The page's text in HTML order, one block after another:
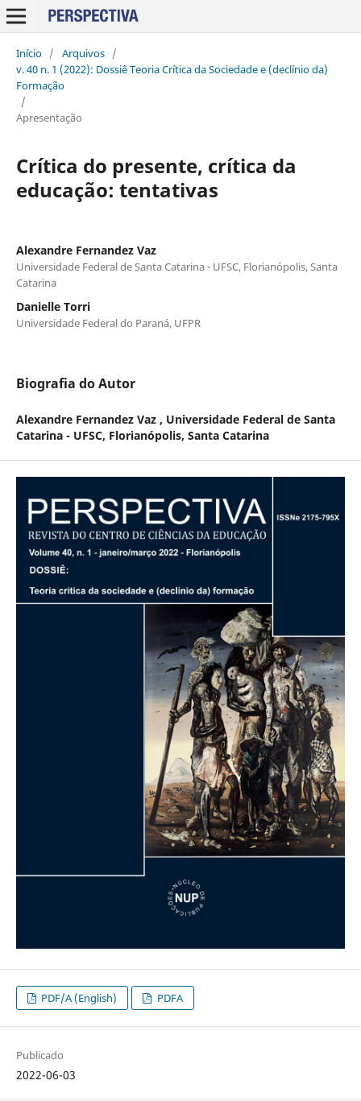
Início / Arquivos /
v. 40 n. 1 (2022): Dossiê Teoria Crítica da Sociedade e (declínio da)
Formação
/
Apresentação
Crítica do presente, crítica da
educação: tentativas
Alexandre Fernandez Vaz
Universidade Federal de Santa Catarina - UFSC, Florianópolis, Santa
Catarina
Danielle Torri
Universidade Federal do Paraná, UFPR
Biografia do Autor
Alexandre Fernandez Vaz , Universidade Federal de Santa
Catarina - UFSC, Florianópolis, Santa Catarina
PDF/A (English) PDFA
Publicado
2022-06-03